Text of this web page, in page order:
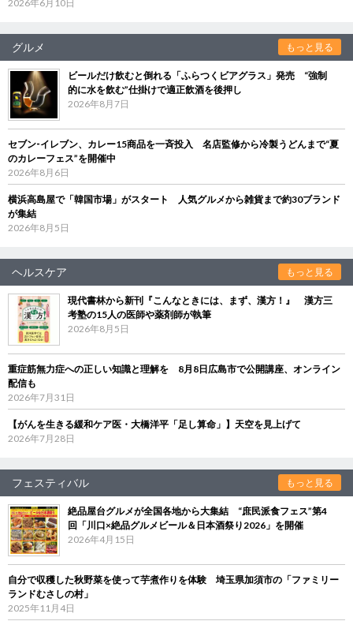
2026年6月10日
グルメ もっと見る
ビールだけ飲むと倒れる「ふらつくビアグラス」発売 “強制
的に水を飲む”仕掛けで適正飲酒を後押し
2026年8月7日
セブン‐イレブン、カレー15商品を一斉投入 名店監修から冷製うどんまで“夏
のカレーフェス”を開催中
2026年8月6日
横浜高島屋で「韓国市場」がスタート 人気グルメから雑貨まで約30ブランド
が集結
2026年8月5日
ヘルスケア もっと見る
現代書林から新刊『こんなときには、まず、漢方！』 漢方三
考塾の15人の医師や薬剤師が執筆
2026年8月5日
重症筋無力症への正しい知識と理解を 8月8日広島市で公開講座、オンライン
配信も
2026年7月31日
【がんを生きる緩和ケア医・大橋洋平「足し算命」】天空を見上げて
2026年7月28日
フェスティバル もっと見る
絶品屋台グルメが全国各地から大集結 “庶民派食フェス”第4
回「川口×絶品グルメビール＆日本酒祭り2026」を開催
2026年4月15日
自分で収穫した秋野菜を使って芋煮作りを体験 埼玉県加須市の「ファミリー
ランドむさしの村」
2025年11月4日